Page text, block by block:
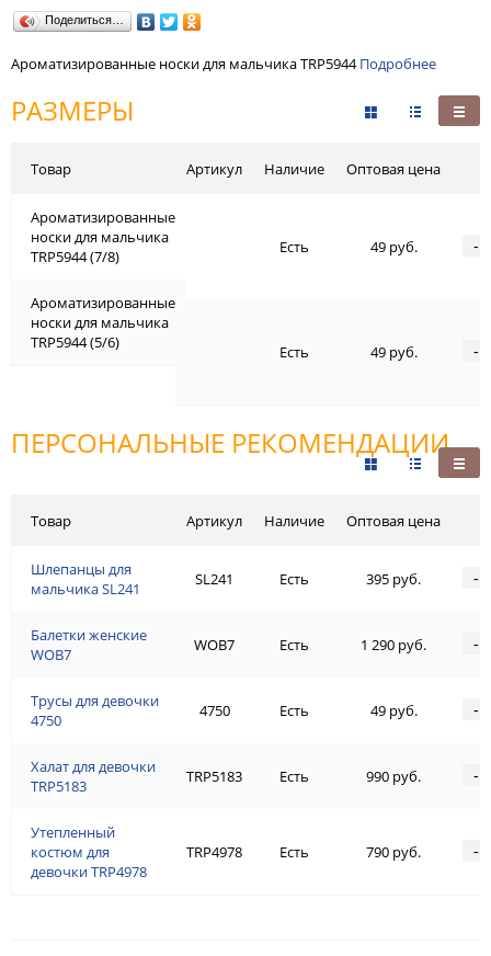
Поделиться…
Ароматизированные носки для мальчика TRP5944Подробнее
РАЗМЕРЫ
Товар
Ароматизированные
носки для мальчика
TRP5944 (7/8)
Ароматизированные
носки для мальчика
TRP5944 (5/6)
Артикул Наличие Оптовая цена
Есть 49 руб. -
Есть 49 руб. -
ПЕРСОНАЛЬНЫЕ РЕКОМЕНДАЦИИ
Товар
Шлепанцы для
мальчика SL241
Балетки женские
WOB7
Трусы для девочки
4750
Халат для девочки
TRP5183
Утепленный
костюм для
девочки TRP4978
Артикул Наличие Оптовая цена
SL241 Есть 395 руб. -
WOB7 Есть 1 290 руб. -
4750 Есть 49 руб. -
TRP5183 Есть 990 руб. -
TRP4978 Есть 790 руб. -